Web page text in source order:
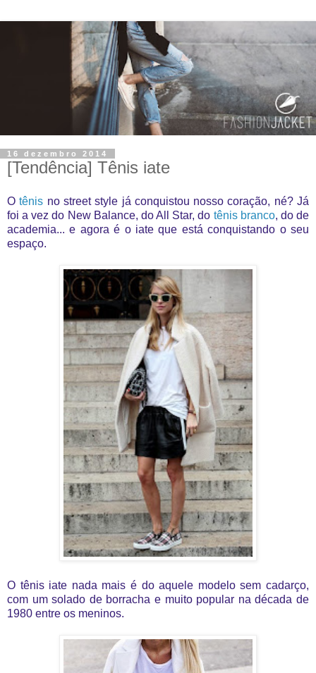
16 dezembro 2014
[Tendência] Tênis iate
Otênis no street style já conquistou nosso coração, né? Já
foi a vez do New Balance, do All Star, do tênis branco, do de
academia... e agora é o iate que está conquistando o seu
espaço.
O tênis iate nada mais é do aquele modelo sem cadarço,
com um solado de borracha e muito popular na década de
1980 entre os meninos.